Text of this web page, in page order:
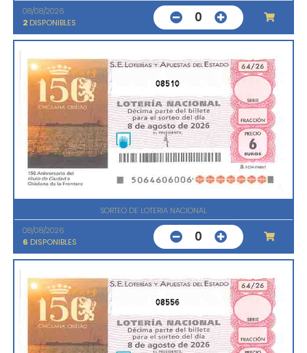
08/08/2026
2 DISPONIBLES 0
08510
SORTEO DE LOTERIA NACIONAL
08/08/2026
6 DISPONIBLES 0
08556